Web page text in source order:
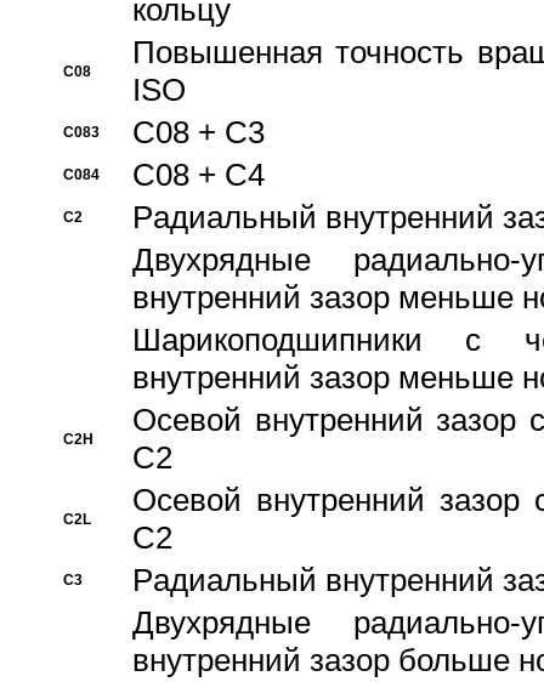
кольцу
C08
Повышенная точность
ISO
C083 C08 + C3
C084 C08 + C4
C2
Pадиальный внутренний
Двухрядные радиально-
внутренний зазор меньше
Шарикоподшипники с
внутренний зазор меньше
C2H
Осевой внутренний зазор
C2
C2L
Осевой внутренний зазор
C2
C3
Pадиальный внутренний
Двухрядные радиально-
внутренний зазор больше